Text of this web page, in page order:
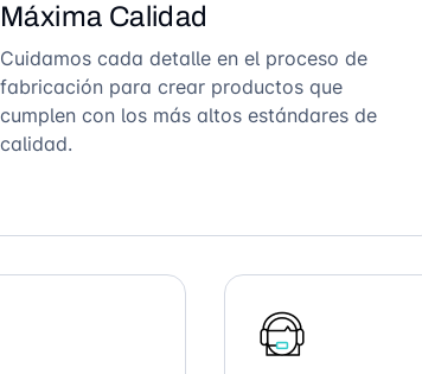
Máxima Calidad
Cuidamos cada detalle en el proceso de
fabricación para crear productos que
cumplen con los más altos estándares de
calidad.